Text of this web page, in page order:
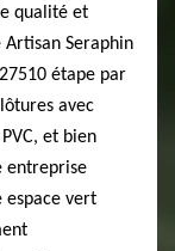
qualité et
Seraphin
étape par
avec
et bien
entreprise
espace vert